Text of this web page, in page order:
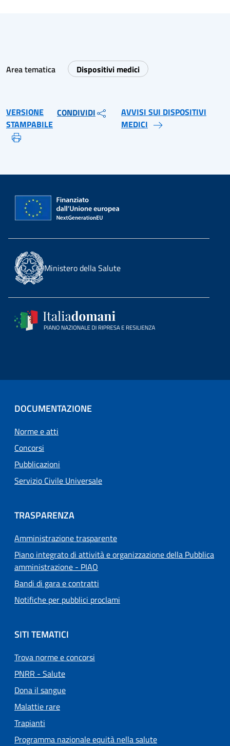
Area tematica Dispositivi medici
VERSIONE
STAMPABILE
CONDIVIDI
AVVISI SUI DISPOSITIVI
MEDICI
Ministero della Salute
DOCUMENTAZIONE
Norme e atti
Concorsi
Pubblicazioni
Servizio Civile Universale
TRASPARENZA
Amministrazione trasparente
Piano integrato di attività e organizzazione della Pubblica
amministrazione - PIAO
Bandi di gara e contratti
Notifiche per pubblici proclami
SITI TEMATICI
Trova norme e concorsi
PNRR - Salute
Dona il sangue
Malattie rare
Trapianti
Programma nazionale equità nella salute